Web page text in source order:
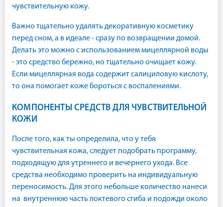
чувствительную кожу.
Важно тщательно удалять декоративную косметику
перед сном, а в идеале - сразу по возвращении домой.
Делать это можно с использованием мицеллярной воды
- это средство бережно, но тщательно очищает кожу.
Если мицеллярная вода содержит салициловую кислоту,
то она помогает коже бороться с воспалениями.
КОМПОНЕНТЫ СРЕДСТВ ДЛЯ ЧУВСТВИТЕЛЬНОЙ
КОЖИ
После того, как ты определила, что у тебя
чувствительная кожа, следует подобрать программу,
подходящую для утреннего и вечернего ухода. Все
средства необходимо проверить на индивидуальную
переносимость. Для этого небольше количество нанеси
на внутреннюю часть локтевого сгиба и подожди около